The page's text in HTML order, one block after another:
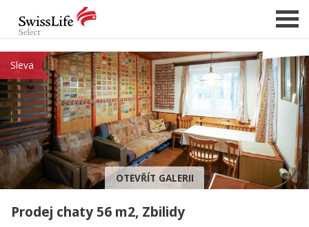
NABÍDKA NEMOVITOSTÍ
CHCI PRODAT / PRONAJMOUT
HLÍDAT NOVÉ NABÍDKY
CHCI OCENIT NEMOVITOST
O NÁS
REFERENCE
Sleva
OTEVŘÍT GALERII
Prodej chaty 56 m2, Zbilidy